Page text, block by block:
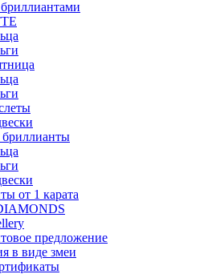
бриллианты
от 1 карата
предложение
в виде змеи